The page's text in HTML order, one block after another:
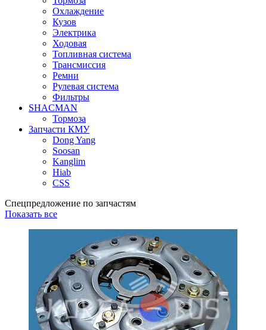
Охлаждение
Кузов
Электрика
Ходовая
Топливная система
Трансмиссия
Ремни
Рулевая система
Фильтры
SHACMAN
Тормоза
Запчасти КМУ
Dong Yang
Soosan
Kanglim
Hiab
CSS
Спецпредложение по запчастям
Показать все